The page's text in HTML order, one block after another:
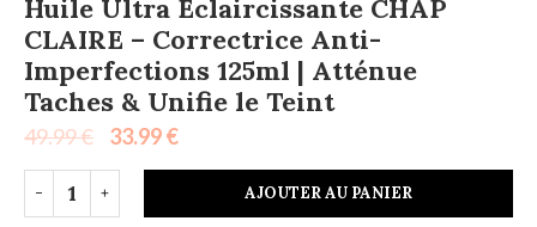
Huile Ultra Éclaircissante CHAP
CLAIRE – Correctrice Anti-
Imperfections 125ml | Atténue
Taches & Unifie le Teint
49.99€ 33.99€
AJOUTER AU PANIER